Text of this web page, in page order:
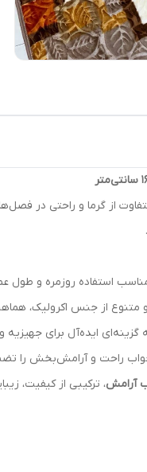
از گرما و راحتی در
استفاده روزمره و طول عمر
از جنس اکرولیک،
ایده‌آل برای
راحت و آرامش‌بخش را
آرامش، ترکیبی از کیفیت،